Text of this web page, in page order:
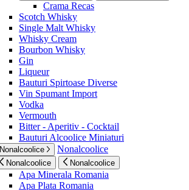
Crama Recas
Scotch Whisky
Single Malt Whisky
Whisky Cream
Bourbon Whisky
Gin
Liqueur
Bauturi Spirtoase Diverse
Vin Spumant Import
Vodka
Vermouth
Bitter - Aperitiv - Cocktail
Bauturi Alcoolice Miniaturi
Nonalcoolice Nonalcoolice
Nonalcoolice Nonalcoolice
Apa Minerala Romania
Apa Plata Romania